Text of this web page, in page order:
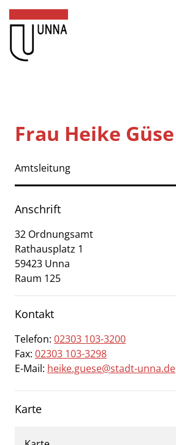
Zum Hauptinhalt springen
Zum Header
Zum Hauptinhalt
Zum Footer
Mitarbeitende A-Z
Kontakt
FAQ
Anmelden
Frau Heike Güse
Amtsleitung
Anschrift
32 Ordnungsamt
Rathausplatz 1
59423 Unna
Raum 125
Kontakt
Telefon: 02303 103-3200
Fax: 02303 103-3298
E-Mail: heike.guese@stadt-unna.de
Karte